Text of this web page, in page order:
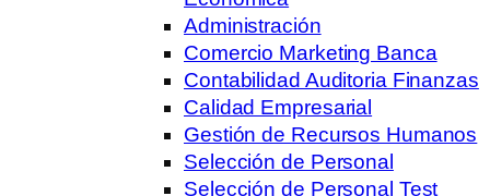
Administración
Comercio Marketing Banca
Contabilidad Auditoria Finanzas
Calidad Empresarial
Gestión de Recursos Humanos
Selección de Personal
Selección de Personal Test